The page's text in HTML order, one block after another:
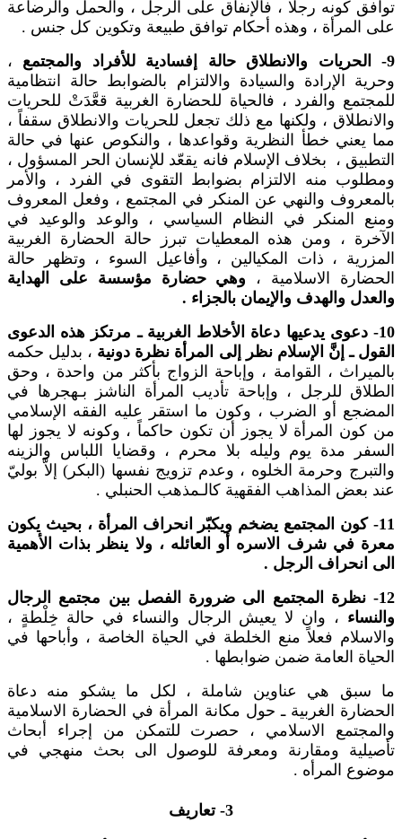
توافق كونه رجلا ، فالإنفاق على الرجل ، والحمل والرضاعة
على المرأة ، وهذه أحكام توافق طبيعة وتكوين كل جنس .
9- الحريات والانطلاق حالة إفسادية للأفراد والمجتمع
،
وحرية الإرادة والسيادة والالتزام بالضوابط حالة انتظامية
للمجتمع والفرد ، فالحياة للحضارة الغربية قعَّدَتْ للحريات
والانطلاق ، ولكنها مع ذلك تجعل للحريات والانطلاق سقفاً ،
مما يعني خطأ النظرية وقواعدها ، والنكوص عنها في حالة
التطبيق ، بخلاف الإسلام فانه يقعّد للإنسان الحر المسؤول ،
ومطلوب منه الالتزام بضوابط التقوى في الفرد ، والأمر
بالمعروف والنهي عن المنكر في المجتمع ، وفعل المعروف
ومنع المنكر في النظام السياسي ، والوعد والوعيد في
الآخرة ، ومن هذه المعطيات تبرز حالة الحضارة الغربية
المزرية ، ذات المكيالين ، وأفاعيل السوء ، وتظهر حالة
الحضارة الاسلامية ، وهي حضارة مؤسسة على الهداية
والعدل والهدف والإيمان بالجزاء .
10- دعوى يدعيها دعاة الأخلاط الغربية ـ مرتكز هذه الدعوى
القول ـ إنَّ الإسلام نظر إلى المرأة نظرة دونية ، بدليل حكمه
بالميراث ، القوامة ، وإباحة الزواج بأكثر من واحدة ، وحق
الطلاق للرجل ، وإباحة تأديب المرأة الناشز بـهجرها في
المضجع أو الضرب ، وكون ما استقر عليه الفقه الإسلامي
من كون المرأة لا يجوز أن تكون حاكماً ، وكونه لا يجوز لها
السفر مدة يوم وليله بلا محرم ، وقضايا اللباس والزينه
والتبرج وحرمة الخلوه ، وعدم تزويج نفسها (البكر) إلاَّ بوليّ
عند بعض المذاهب الفقهية كالـمذهب الحنبلي .
11- كون المجتمع يضخم ويكبّر انحراف المرأة ، بحيث يكون
معرة في شرف الاسره أو العائله ، ولا ينظر بذات الأهمية
الى انحراف الرجل .
12- نظرة المجتمع الى ضرورة الفصل بين مجتمع الرجال
والنساء ، وان لا يعيش الرجال والنساء في حالة خِلْطةٍ ،
والاسلام فعلاً منع الخلطة في الحياة الخاصة ، وأباحها في
الحياة العامة ضمن ضوابطها .
ما سبق هي عناوين شاملة ، لكل ما يشكو منه دعاة
الحضارة الغربية ـ حول مكانة المرأة في الحضارة الاسلامية
والمجتمع الاسلامي ، حصرت للتمكن من إجراء أبحاث
تأصيلية ومقارنة ومعرفة للوصول الى بحث منهجي في
موضوع المرأه .
3- تعاريف